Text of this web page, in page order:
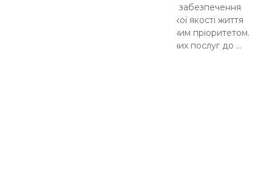
змінюється і стає країною, де забезпечення
високої якості послуг та високої якості життя
громадян є найвищим державним пріоритетом.
Наближеність адміністративних послуг до ...